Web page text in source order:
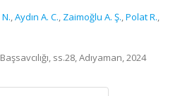
,Aydın A. C., Zaimoğlu A. Ş.,Polat R.,
ss.28, Adıyaman, 2024